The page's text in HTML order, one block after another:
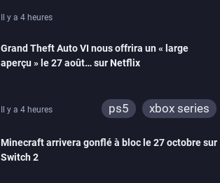
Il y a 4 heures
Grand Theft Auto VI nous offrira un « large
aperçu » le 27 août… sur Netflix
Il y a 4 heures ps5 xbox series
Minecraft arrivera gonflé à bloc le 27 octobre sur
Switch 2